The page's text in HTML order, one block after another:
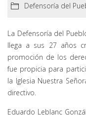
Defensoría del
La Defensoría del
llega a sus 27 años
promoción de los
fue propicia para
la Iglesia Nuestra
directivo.
Eduardo Leblanc